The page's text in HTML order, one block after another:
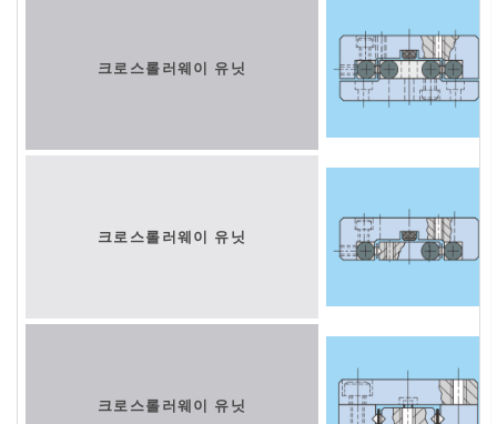
크로스롤러웨이 유닛
크로스롤러웨이 유닛
크로스롤러웨이 유닛